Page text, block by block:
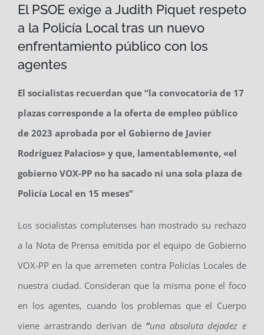
El PSOE exige a Judith Piquet respeto
a la Policía Local tras un nuevo
enfrentamiento público con los
agentes
El socialistas recuerdan que “la convocatoria de 17
plazas corresponde a la oferta de empleo público
de 2023 aprobada por el Gobierno de Javier
Rodríguez Palacios» y que, lamentablemente, «el
gobierno VOX-PP no ha sacado ni una sola plaza de
Policía Local en 15 meses”
Los socialistas complutenses han mostrado su rechazo
a la Nota de Prensa emitida por el equipo de Gobierno
VOX-PP en la que arremeten contra Policías Locales de
nuestra ciudad. Consideran que la misma pone el foco
en los agentes, cuando los problemas que el Cuerpo
viene arrastrando derivan de “una absoluta dejadez e